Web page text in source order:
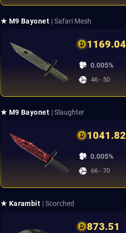
★ M9 Bayonet | Safari Mesh
1169.04
0.005%
46 - 50
★ M9 Bayonet | Slaughter
1041.82
0.005%
66 - 70
★ Karambit | Scorched
873.51